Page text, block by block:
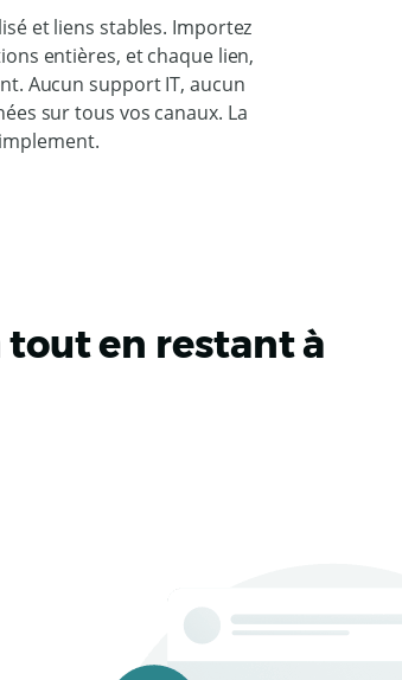
et liens stables. Importez
entières, et chaque lien,
Aucun support IT, aucun
sur tous vos canaux. La
tout en restant à